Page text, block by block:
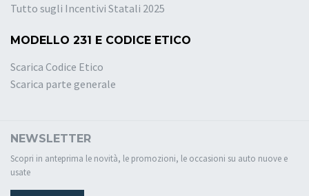
Tutto sugli Incentivi Statali 2025
MODELLO 231 E CODICE ETICO
Scarica Codice Etico
Scarica parte generale
NEWSLETTER
Scopri in anteprima le novità, le promozioni, le occasioni su auto nuove e
usate